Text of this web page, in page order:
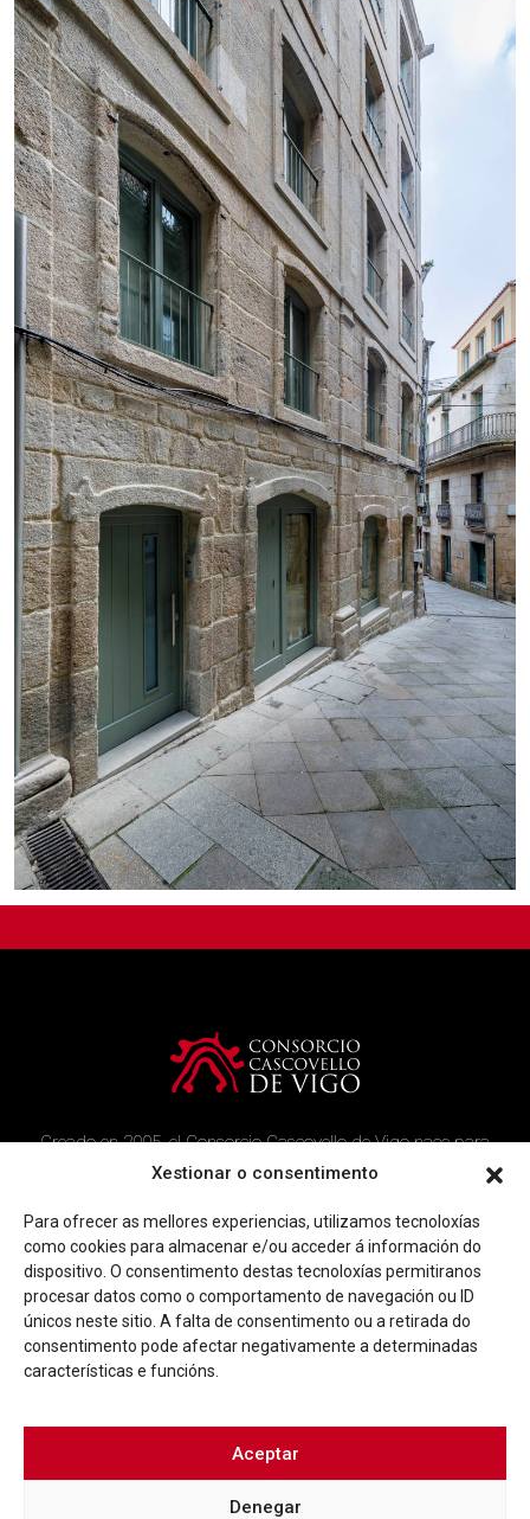
Xestionar o consentimento
Para ofrecer as mellores experiencias, utilizamos tecnoloxías
como cookies para almacenar e/ou acceder á información do
dispositivo. O consentimento destas tecnoloxías permitiranos
procesar datos como o comportamento de navegación ou ID
únicos neste sitio. A falta de consentimento ou a retirada do
consentimento pode afectar negativamente a determinadas
características e funcións.
Aceptar
Denegar
Creado en 2005, el Consorcio Cascovello de Vigo nace para
atender a los vecinos del casco histórico, creando un ambicioso
Imagen corporativa Contacto
Facebook Twitter Youtube
Instagram
Rúa Ferrería, 45 Baixo 36202 Vigo (Pontevedra)
info@consorciocascovellovigo.org